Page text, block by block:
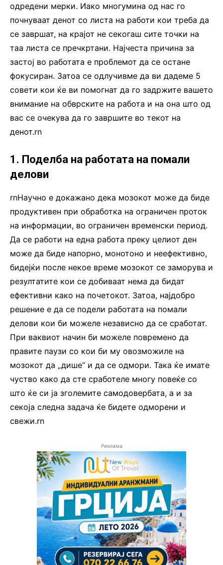
одредени мерки. Иако многумина од нас го
почнуваат денот со листа на работи кои треба да
се завршат, на крајот не секогаш сите точки на
таа листа се пречкртани. Најчеста причина за
застој во работата е проблемот да се остане
фокусиран. Затоа се одлучивме да ви дадеме 5
совети кои ќе ви помогнат да го задржите вашето
внимание на обврските на работа и на она што од
вас се очекува да го завршите во текот на
денот.rn
1. Поделба на работата на помали
делови
rnНаучно е докажано дека мозокот може да биде
продуктивен при обработка на ограничен проток
на информации, во ограничен временски период.
Да се работи на една работа преку целиот ден
може да биде напорно, монотоно и неефективно,
бидејќи после некое време мозокот се заморува и
резултатите кои се добиваат нема да бидат
ефективни како на почетокот. Затоа, најдобро
решение е да се подели работата на помали
делови кои би можеле независно да се сработат.
При ваквиот начин би можеле повремено да
правите паузи со кои би му овозможиле на
мозокот да „дишe“ и да се одмори. Така ќе имате
чуство како да сте сработeле многу повеќе со
што ќе си ја зголемите самодовербата, а и за
секоја следна задача ќе бидете одморени и
свежи.rn
Реклама